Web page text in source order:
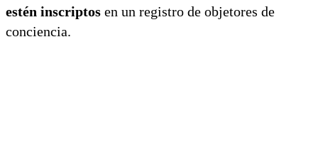
estén inscriptos en un registro de objetores de
conciencia.